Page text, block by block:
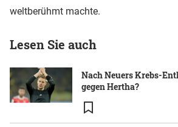
weltberühmt machte.
Lesen Sie auch
Nach Neuers Krebs-
gegen Hertha?